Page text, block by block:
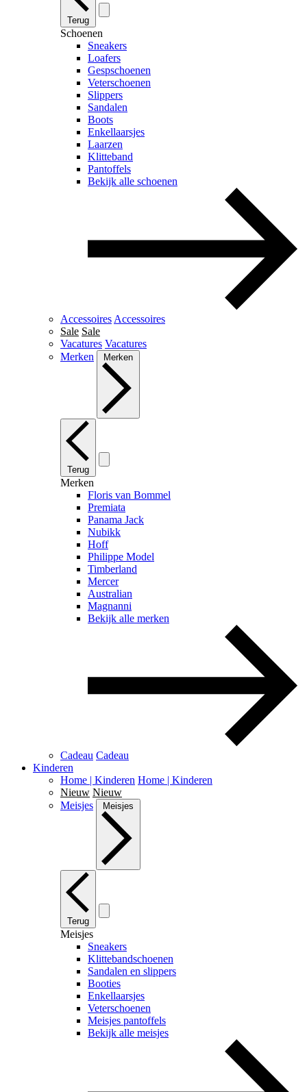
Terug
Schoenen
Sneakers
Loafers
Gespschoenen
Veterschoenen
Slippers
Sandalen
Boots
Enkellaarsjes
Laarzen
Klitteband
Pantoffels
Bekijk alle schoenen
Accessoires Accessoires
Sale Sale
Vacatures Vacatures
Merken
Merken
Terug
Merken
Floris van Bommel
Premiata
Panama Jack
Nubikk
Hoff
Philippe Model
Timberland
Mercer
Australian
Magnanni
Bekijk alle merken
Cadeau Cadeau
Kinderen
Home | Kinderen Home | Kinderen
Nieuw Nieuw
Meisjes
Meisjes
Terug
Meisjes
Sneakers
Klittebandschoenen
Sandalen en slippers
Booties
Enkellaarsjes
Veterschoenen
Meisjes pantoffels
Bekijk alle meisjes